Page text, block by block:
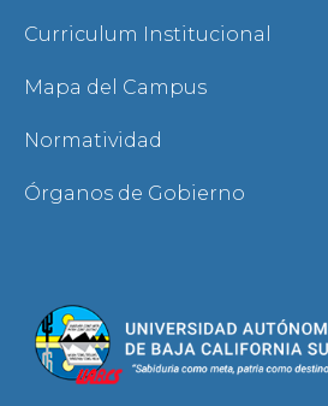
Curriculum Institucional
Mapa del Campus
Normatividad
Órganos de Gobierno